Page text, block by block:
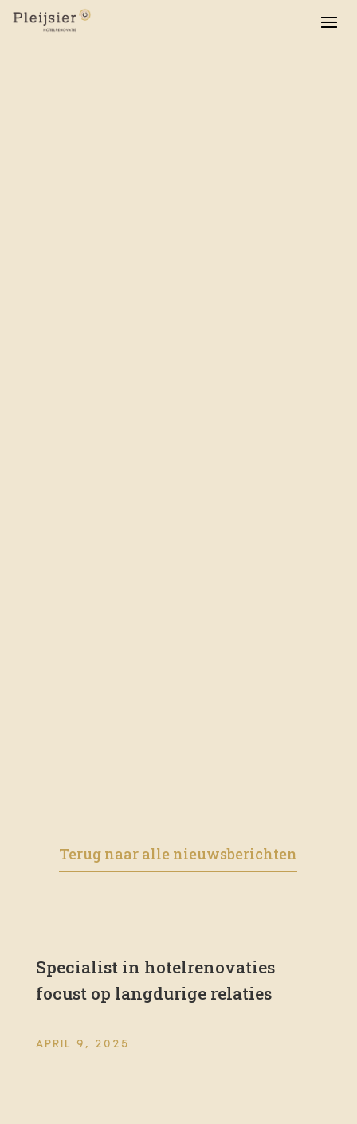
Terug naar alle nieuwsberichten
Specialist in hotelrenovaties
focust op langdurige relaties
APRIL 9, 2025